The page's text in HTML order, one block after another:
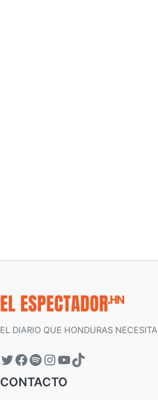
EL DIARIO QUE HONDURAS NECESITA
CONTACTO